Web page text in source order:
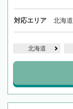
対応エリア 北海道
北海道